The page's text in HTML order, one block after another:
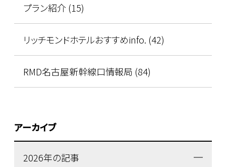
プラン紹介 (15)
リッチモンドホテルおすすめinfo. (42)
RMD名古屋新幹線口情報局 (84)
アーカイブ
2026年の記事